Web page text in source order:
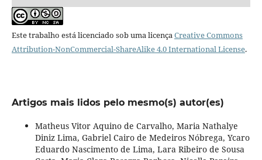
Este trabalho está licenciado sob uma licençaCreative Commons
Attribution-NonCommercial-ShareAlike 4.0 International License.
Artigos mais lidos pelo mesmo(s) autor(es)
Matheus Vitor Aquino de Carvalho, Maria Nathalye
Diniz Lima, Gabriel Cairo de Medeiros Nóbrega, Ycaro
Eduardo Nascimento de Lima, Lara Ribeiro de Sousa